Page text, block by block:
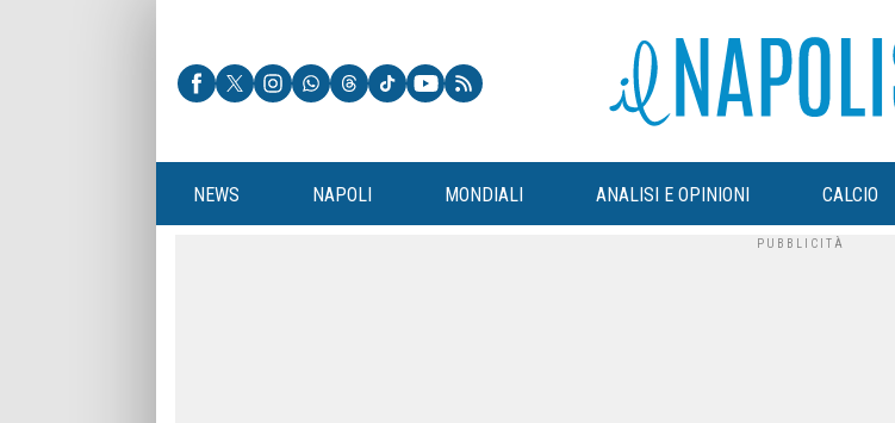
NEWS NAPOLI MONDIALI ANALISI E OPINIONI CALCIO